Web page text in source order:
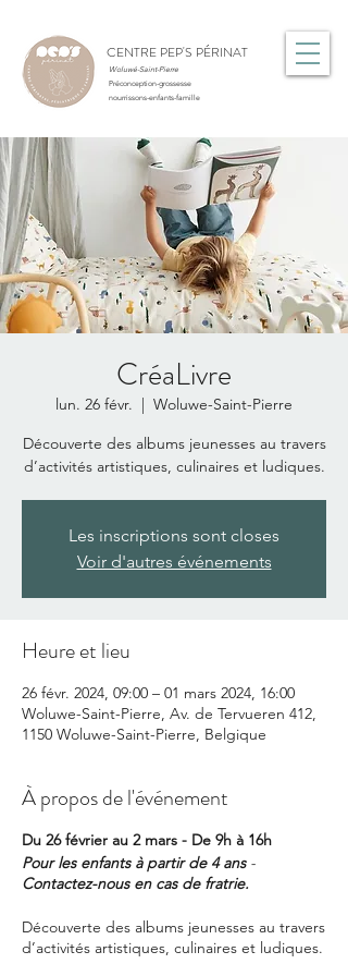
CENTRE PEP'S PÉRINAT
Woluwé-Saint-Pierre
Préconception-grossesse
nourrissons-enfants-famille
CréaLivre
lun. 26 févr.
  |
Woluwe-Saint-Pierre
Découverte des albums jeunesses au travers
d’activités artistiques, culinaires et ludiques.
Les inscriptions sont closes
Voir d'autres événements
Heure et lieu
26 févr. 2024, 09:00 – 01 mars 2024, 16:00
Woluwe-Saint-Pierre, Av. de Tervueren 412,
1150 Woluwe-Saint-Pierre, Belgique
À propos de l'événement
Du 26 février au 2 mars - De 9h à 16h
Pour les enfants à partir de 4 ans-
Contactez-nous en cas de fratrie.
Découverte des albums jeunesses au travers
d’activités artistiques, culinaires et ludiques.